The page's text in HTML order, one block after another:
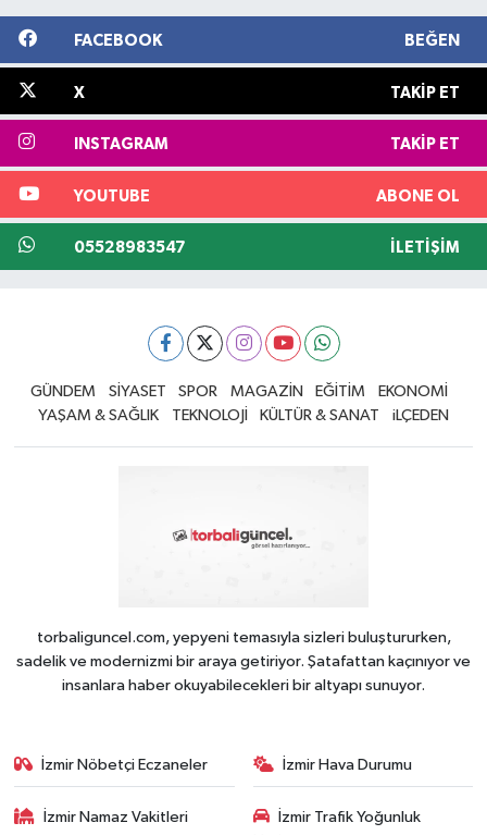
FACEBOOK BEĞEN
X TAKIP ET
INSTAGRAM TAKIP ET
YOUTUBE ABONE OL
05528983547 İLETIŞIM
GÜNDEM SİYASET SPOR MAGAZİN EĞİTİM
EKONOMİ
YAŞAM & SAĞLIK
TEKNOLOJİ KÜLTÜR & SANAT iLÇEDEN
torbaliguncel.com, yepyeni temasıyla sizleri buluştururken,
sadelik ve modernizmi bir araya getiriyor. Şatafattan kaçınıyor ve
insanlara haber okuyabilecekleri bir altyapı sunuyor.
İzmir Nöbetçi Eczaneler İzmir Hava Durumu
İzmir Namaz Vakitleri
İzmir Trafik Yoğunluk